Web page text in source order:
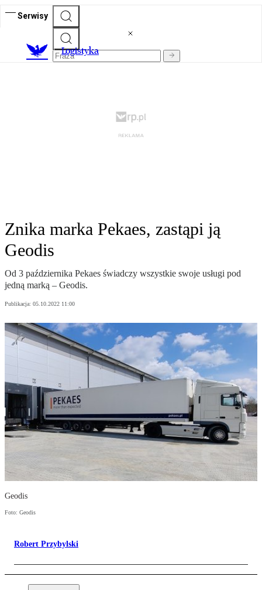
Serwisy
Logistyka
Znika marka Pekaes, zastąpi ją
Geodis
Od 3 października Pekaes świadczy wszystkie swoje usługi pod
jedną marką – Geodis.
Publikacja: 05.10.2022 11:00
Geodis
Foto: Geodis
Robert Przybylski